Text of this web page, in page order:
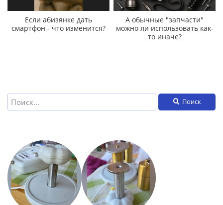
Если абизянке дать
смартфон - что изменится?
А обычные "запчасти"
можно ли использовать как-
то иначе?
Поиск